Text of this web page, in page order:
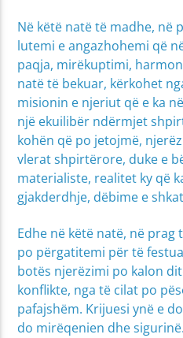
Në këtë natë të madhe, në
lutemi e angazhohemi që
paqja, mirëkuptimi,
natë të bekuar, kërkohet
misionin e njeriut që e ka
një ekuilibër ndërmjet
kohën që po jetojmë,
vlerat shpirtërore, duke e
materialiste, realitet ky që
gjakderdhje, dëbime e
Edhe në këtë natë, në
po përgatitemi për të
botës njerëzimi po kalon
konflikte, nga të cilat po
pafajshëm. Krijuesi ynë e
do mirëqenien dhe sigurinë.